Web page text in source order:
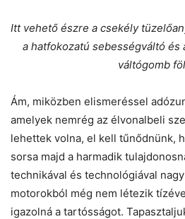
Itt vehető észre a csekély
a hatfokozatú sebességváltó és
váltógomb
Ám, miközben elismeréssel
amelyek nemrég az élvonalbeli
lehettek volna, el kell tűnődnünk,
sorsa majd a harmadik
technikával és technológiával
motorokból még nem létezik
igazolná a tartósságot.